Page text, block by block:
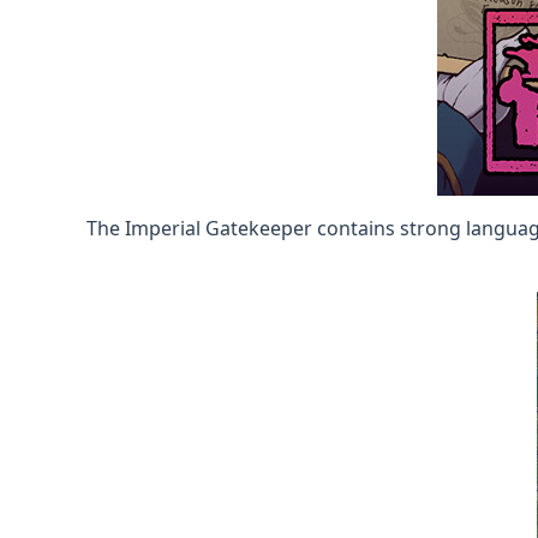
The Imperial Gatekeeper contains strong